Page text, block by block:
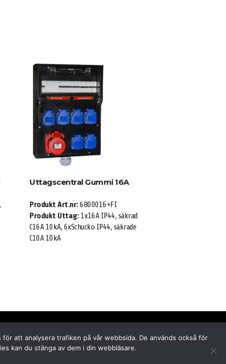
Uttagscentral Gummi 16A
Produkt Art.nr:6800016+FI
Produkt Uttag:1x16A IP44, säkrad
C16A 10kA, 6xSchucko IP44, säkrade
C10A 10kA
att analysera trafiken på vår webbsida. De används också för
kan du stänga av dem i din webbläsare.